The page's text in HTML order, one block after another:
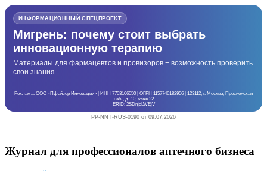
ИНФОРМАЦИОННЫЙ СПЕЦПРОЕКТ
Мигрень: почему стоит выбрать
инновационную терапию
Материалы для фармацевтов и провизоров + возможность проверить
свои знания
Реклама. ООО «Пфайзер Инновации» | ИНН 7703106050 | ОГРН 1157746182956 | 123112, г. Москва, Пресненская
наб., д. 10, этаж 22
ERID: 2SDnjcLWEjV
PP-NNT-RUS-0190 от 09.07.2026
Журнал для профессионалов аптечного бизнеса